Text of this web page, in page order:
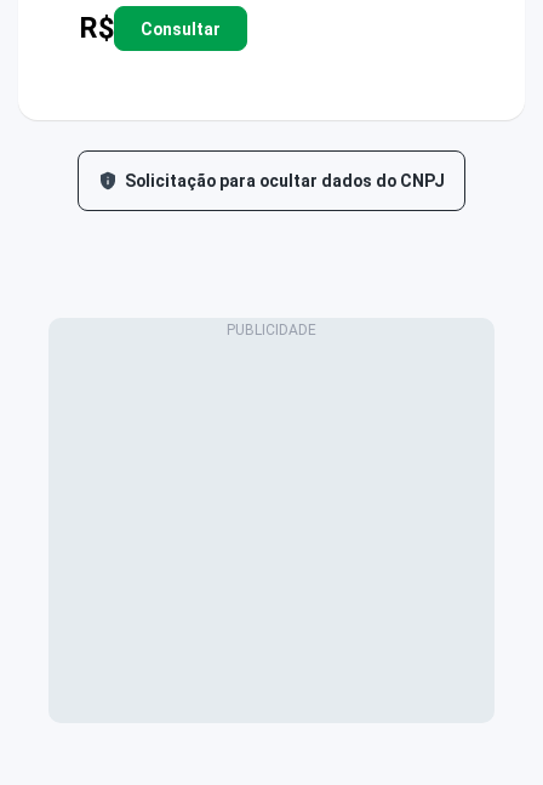
R$ Consultar
Solicitação para ocultar dados do CNPJ